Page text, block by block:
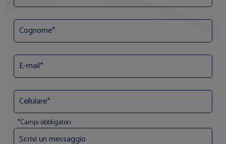
*Campi obbligatori